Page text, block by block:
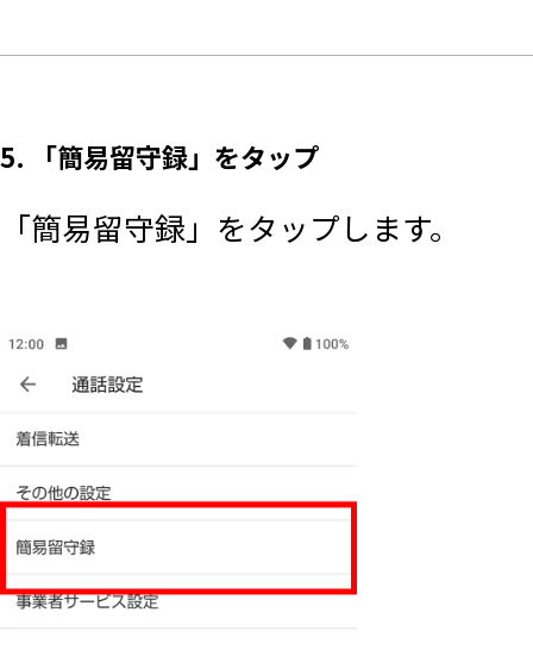
5. 「簡易留守録」をタップ
「簡易留守録」をタップします。